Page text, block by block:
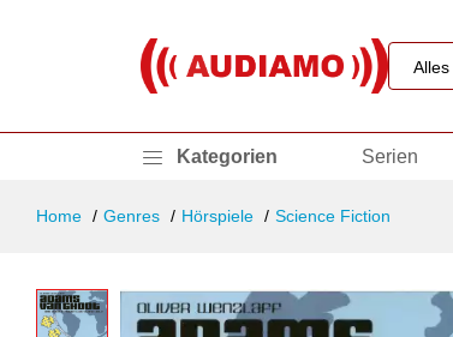
Kategorien Serien
Home Genres Hörspiele Science Fiction